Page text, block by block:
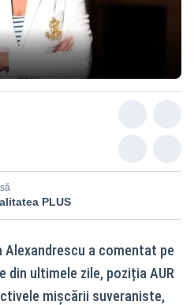
PLUS
Alexandrescu a comentat pe
din ultimele zile, poziția AUR
mișcării suveraniste,